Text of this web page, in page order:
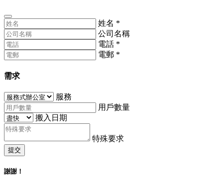
姓名 *
公司名稱
電話 *
電郵 *
需求
服務
用戶數量
搬入日期
特殊要求
提交
謝謝！